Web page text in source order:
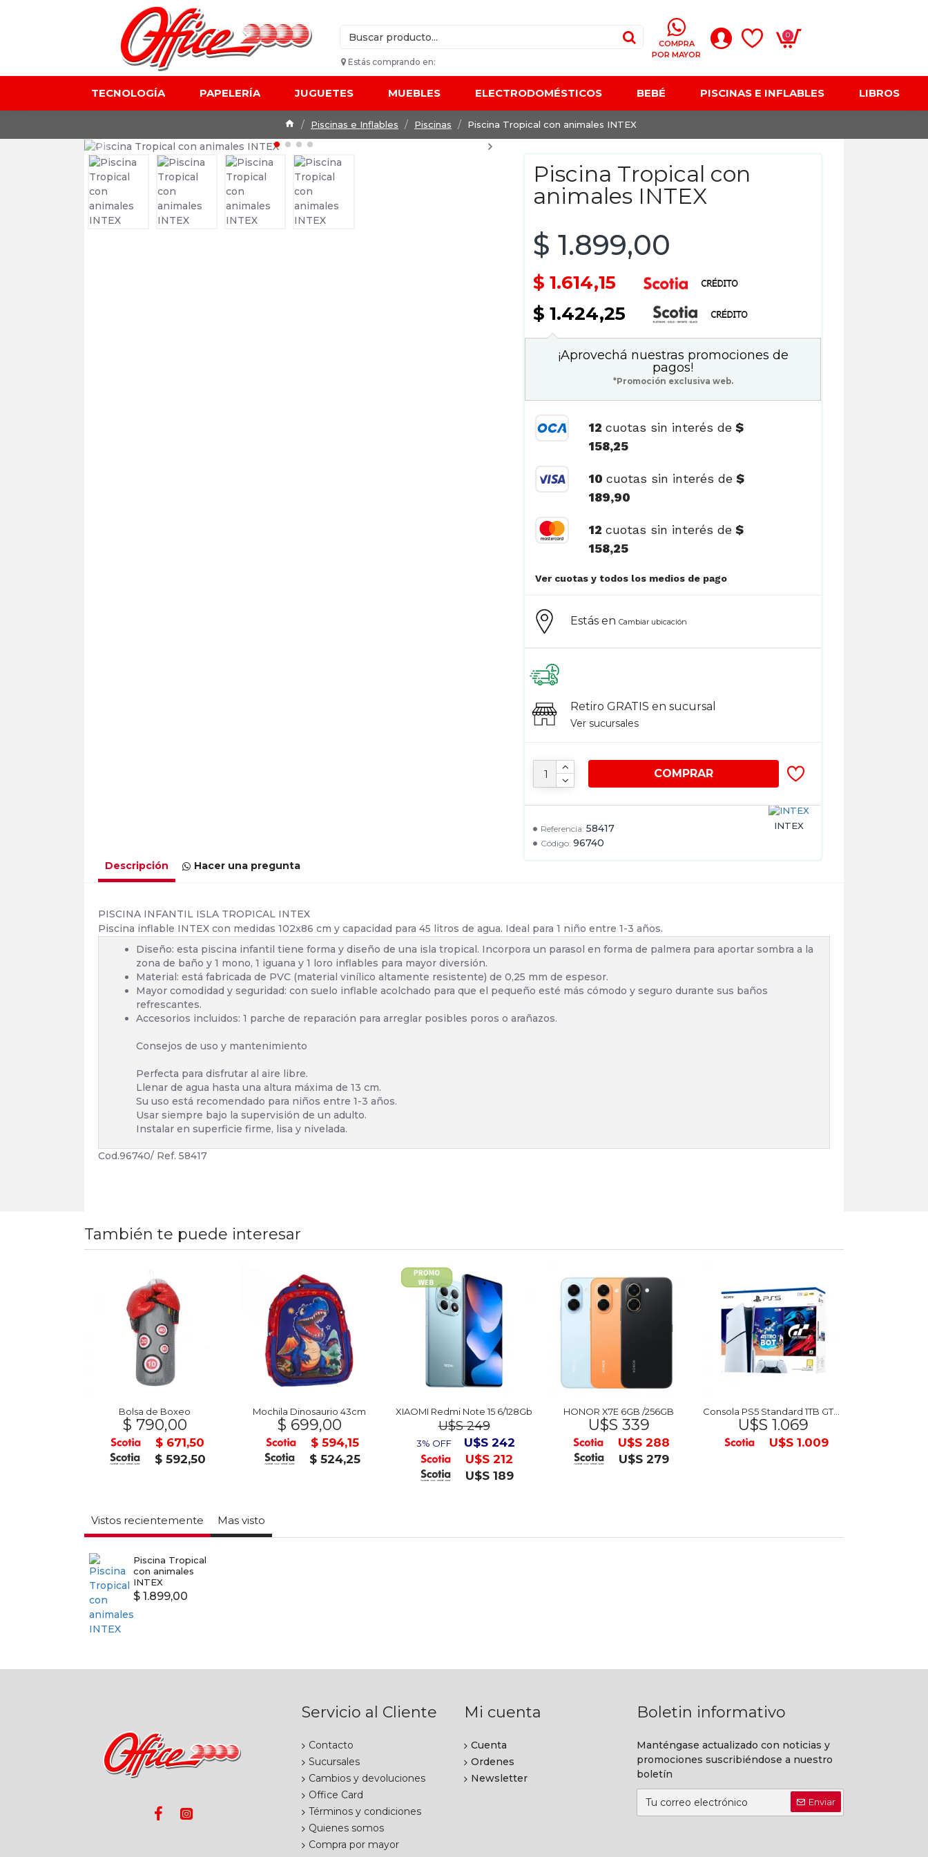
Estás comprando en:
COMPRA
POR MAYOR
0
TECNOLOGÍA PAPELERÍA JUGUETES MUEBLES ELECTRODOMÉSTICOS BEBÉ PISCINAS E INFLABLES LIBROS
Piscinas e Inflables Piscinas Piscina Tropical con animales INTEX
Piscina Tropical con
animales INTEX
Referencia: 58417
Código: 96740
INTEX
$ 1.899,00
$ 1.614,15
$ 1.424,25
COMPRAR
Estás enCambiar ubicación
Retiro GRATIS en sucursal
Ver sucursales
¡Aprovechá nuestras promociones de
pagos!
*Promoción exclusiva web.
12cuotas sin interés de $
158,25
10cuotas sin interés de $
189,90
12cuotas sin interés de $
158,25
Ver cuotas y todos los medios de pago
Descripción Hacer una pregunta
PISCINA INFANTIL ISLA TROPICAL INTEX
Piscina inflable INTEX con medidas 102x86 cm y capacidad para 45 litros de agua. Ideal para 1 niño entre 1-3 años.
Diseño: esta piscina infantil tiene forma y diseño de una isla tropical. Incorpora un parasol en forma de palmera para aportar sombra a la
zona de baño y 1 mono, 1 iguana y 1 loro inflables para mayor diversión.
Material: está fabricada de PVC (material vinílico altamente resistente) de 0,25 mm de espesor.
Mayor comodidad y seguridad: con suelo inflable acolchado para que el pequeño esté más cómodo y seguro durante sus baños
refrescantes.
Accesorios incluidos: 1 parche de reparación para arreglar posibles poros o arañazos.
Consejos de uso y mantenimiento
Perfecta para disfrutar al aire libre.
Llenar de agua hasta una altura máxima de 13 cm.
Su uso está recomendado para niños entre 1-3 años.
Usar siempre bajo la supervisión de un adulto.
Instalar en superficie firme, lisa y nivelada.
Cod.96740/ Ref. 58417
También te puede interesar
Bolsa de Boxeo
$ 790,00
$ 671,50
$ 592,50
Mochila Dinosaurio 43cm
$ 699,00
$ 594,15
$ 524,25
XIAOMI Redmi Note 15 6/128Gb
U$S 249
3% OFF
U$S 242
U$S 212
U$S 189
HONOR X7E 6GB /256GB
U$S 339
U$S 288
U$S 279
Consola PS5 Standard 1TB GT7 ASTRO
U$S 1.069
U$S 1.009
Vistos recientemente Mas visto
Piscina Tropical
con animales
INTEX
$ 1.899,00
Servicio al Cliente
Contacto
Sucursales
Cambios y devoluciones
Office Card
Términos y condiciones
Quienes somos
Compra por mayor
Mi cuenta
Cuenta
Ordenes
Newsletter
Boletin informativo
Manténgase actualizado con noticias y
promociones suscribiéndose a nuestro
boletín
Enviar